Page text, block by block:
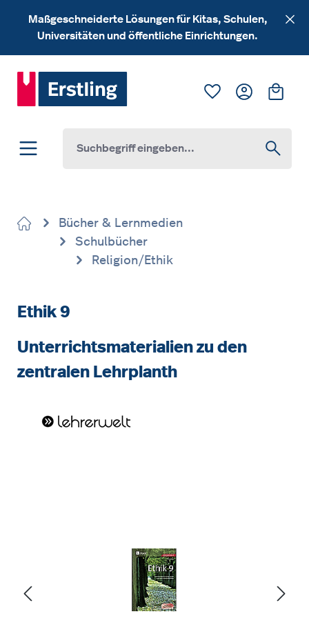
Zum Hauptinhalt springen
Maßgeschneiderte Lösungen für Kitas, Schulen,
Universitäten und öffentliche Einrichtungen.
Du hast 0
Bücher & Lernmedien
Schulbücher
Religion/Ethik
Ethik 9
Unterrichtsmaterialien zu den
zentralen Lehrplanth